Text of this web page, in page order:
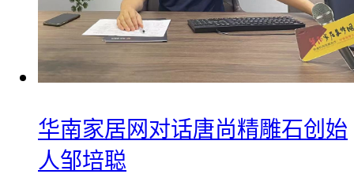
华南家居网对话唐尚精雕石创始
人邹培聪